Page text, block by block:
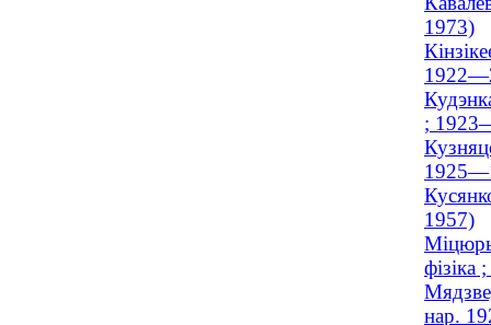
1973)
;
1957)
нар.